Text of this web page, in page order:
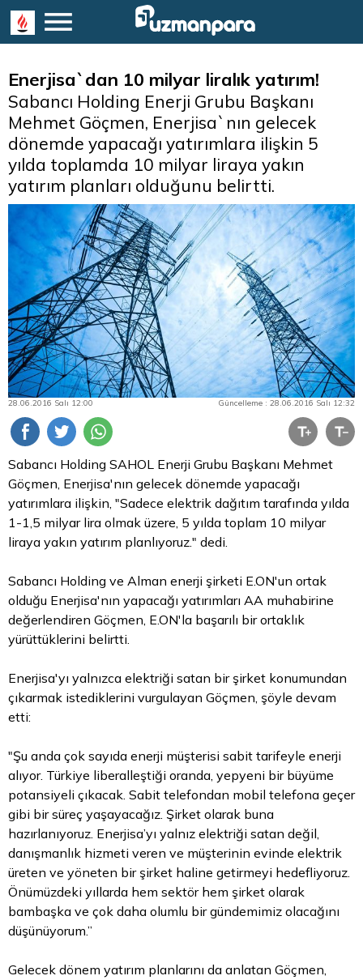
Enerjisa`dan 10 milyar liralık yatırım!
Sabancı Holding Enerji Grubu Başkanı
Mehmet Göçmen, Enerjisa`nın gelecek
dönemde yapacağı yatırımlara ilişkin 5
yılda toplamda 10 milyar liraya yakın
yatırım planları olduğunu belirtti.
28.06.2016 Salı 12:00 Güncelleme : 28.06.2016 Salı 12:32
Sabancı Holding SAHOL Enerji Grubu Başkanı Mehmet
Göçmen, Enerjisa'nın gelecek dönemde yapacağı
yatırımlara ilişkin, "Sadece elektrik dağıtım tarafında yılda
1-1,5 milyar lira olmak üzere, 5 yılda toplam 10 milyar
liraya yakın yatırım planlıyoruz." dedi.
Sabancı Holding ve Alman enerji şirketi E.ON'un ortak
olduğu Enerjisa'nın yapacağı yatırımları AA muhabirine
değerlendiren Göçmen, E.ON'la başarılı bir ortaklık
yürüttüklerini belirtti.
Enerjisa'yı yalnızca elektriği satan bir şirket konumundan
çıkarmak istediklerini vurgulayan Göçmen, şöyle devam
etti:
"Şu anda çok sayıda enerji müşterisi sabit tarifeyle enerji
alıyor. Türkiye liberalleştiği oranda, yepyeni bir büyüme
potansiyeli çıkacak. Sabit telefondan mobil telefona geçer
gibi bir süreç yaşayacağız. Şirket olarak buna
hazırlanıyoruz. Enerjisa’yı yalnız elektriği satan değil,
danışmanlık hizmeti veren ve müşterinin evinde elektrik
üreten ve yöneten bir şirket haline getirmeyi hedefliyoruz.
Önümüzdeki yıllarda hem sektör hem şirket olarak
bambaşka ve çok daha olumlu bir gündemimiz olacağını
düşünüyorum.”
Gelecek dönem yatırım planlarını da anlatan Göçmen,